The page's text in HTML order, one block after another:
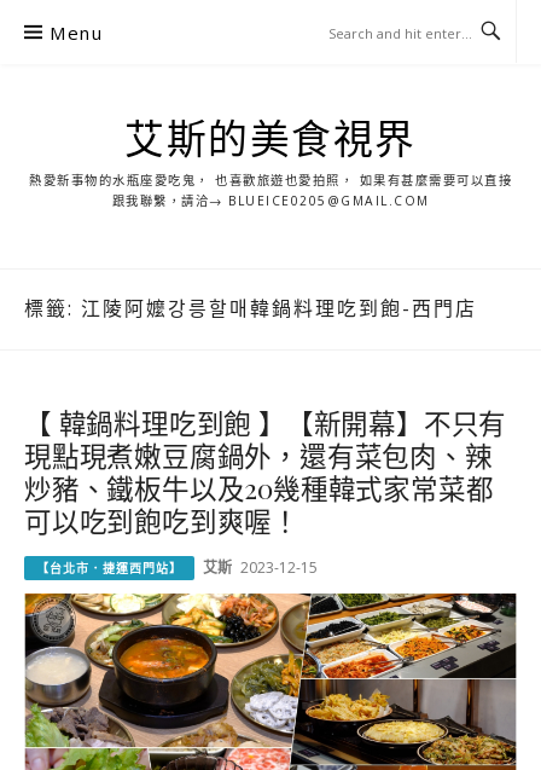
Menu
艾斯的美食視界
熱愛新事物的水瓶座愛吃鬼， 也喜歡旅遊也愛拍照， 如果有甚麼需要可以直接
跟我聯繫，請洽→ BLUEICE0205@GMAIL.COM
標籤: 江陵阿嬤강릉할매韓鍋料理吃到飽-西門店
【 韓鍋料理吃到飽 】【新開幕】不只有
現點現煮嫩豆腐鍋外，還有菜包肉、辣
炒豬、鐵板牛以及20幾種韓式家常菜都
可以吃到飽吃到爽喔！
【台北市．捷運西門站】 艾斯 2023-12-15